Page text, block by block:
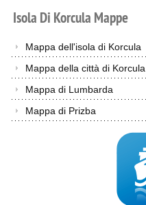
Isola Di Korcula Mappe
Mappa dell'isola di Korcula
Mappa della città di Korcula
Mappa di Lumbarda
Mappa di Prizba